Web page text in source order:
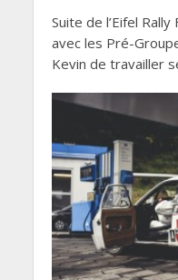
Suite de l’Eifel
avec les Pré-
Kevin de travailler